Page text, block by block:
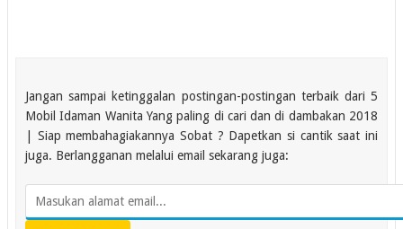
Jangan sampai ketinggalan postingan-postingan terbaik dari 5
Mobil Idaman Wanita Yang paling di cari dan di dambakan 2018
| Siap membahagiakannya Sobat ? Dapetkan si cantik saat ini
juga. Berlangganan melalui email sekarang juga: